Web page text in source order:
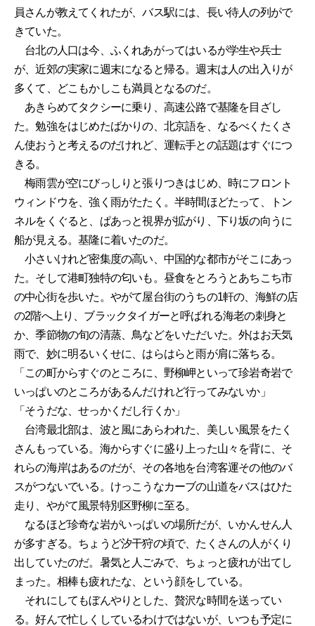
員さんが教えてくれたが、バス駅には、長い待人の列がで
きていた。
台北の人口は今、ふくれあがってはいるが学生や兵士
が、近郊の実家に週末になると帰る。週末は人の出入りが
多くて、どこもかしこも満員となるのだ。
あきらめてタクシーに乗り、高速公路で基隆を目ざし
た。勉強をはじめたばかりの、北京語を、なるべくたくさ
ん使おうと考えるのだけれど、運転手との話題はすぐにつ
きる。
梅雨雲が空にびっしりと張りつきはじめ、時にフロント
ウィンドウを、強く雨がたたく。半時間ほどたって、トン
ネルをくぐると、ぱあっと視界が拡がり、下り坂の向うに
船が見える。基隆に着いたのだ。
小さいけれど密集度の高い、中国的な都市がそこにあっ
た。そして港町独特の匂いも。昼食をとろうとあちこち市
の中心街を歩いた。やがて屋台街のうちの1軒の、海鮮の店
の2階へ上り、ブラックタイガーと呼ばれる海老の刺身と
か、季節物の旬の清蒸、鳥などをいただいた。外はお天気
雨で、妙に明るいくせに、はらはらと雨が肩に落ちる。
「この町からすぐのところに、野柳岬といって珍岩奇岩で
いっぱいのところがあるんだけれど行ってみないか」
「そうだな、せっかくだし行くか」
台湾最北部は、波と風にあらわれた、美しい風景をたく
さんもっている。海からすぐに盛り上った山々を背に、そ
れらの海岸はあるのだが、その各地を台湾客運その他のバ
スがつないでいる。けっこうなカーブの山道をバスはひた
走り、やがて風景特別区野柳に至る。
なるほど珍奇な岩がいっぱいの場所だが、いかんせん人
が多すぎる。ちょうど汐干狩の頃で、たくさんの人がくり
出していたのだ。暑気と人ごみで、ちょっと疲れが出てし
まった。相棒も疲れたな、という顔をしている。
それにしてもぼんやりとした、贅沢な時間を送ってい
る。好んで忙しくしているわけではないが、いつも予定に